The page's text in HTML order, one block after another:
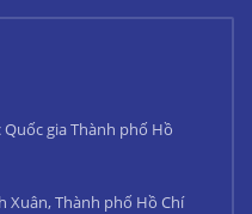
gia Thành phố Hồ
Xuân, Thành phố Hồ Chí